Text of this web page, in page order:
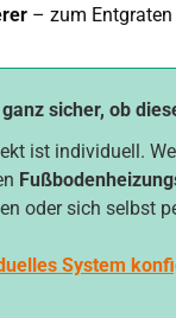
– zum
sicher, ob
ist individuell.
oder sich selbst
System